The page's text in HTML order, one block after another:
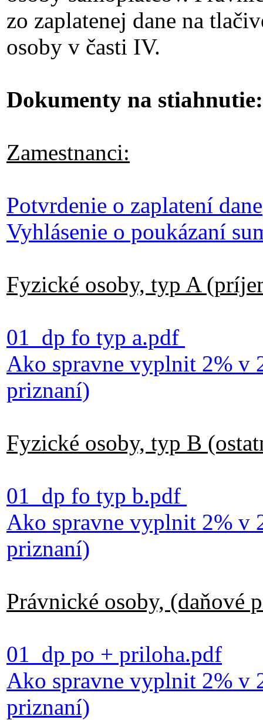
zo zaplatenej dane na
osoby v časti IV.
Dokumenty na stiahnutie:
Zamestnanci:
Potvrdenie o zaplatení dane
Vyhlásenie o poukázaní
Fyzické osoby, typ A
01_dp fo typ a.pdf
Ako spravne vyplnit 2% v
priznaní)
Fyzické osoby, typ B
01_dp fo typ b.pdf
Ako spravne vyplnit 2% v
priznaní)
Právnické osoby, (daňové
01_dp po + priloha.pdf
Ako spravne vyplnit 2% v
priznaní)